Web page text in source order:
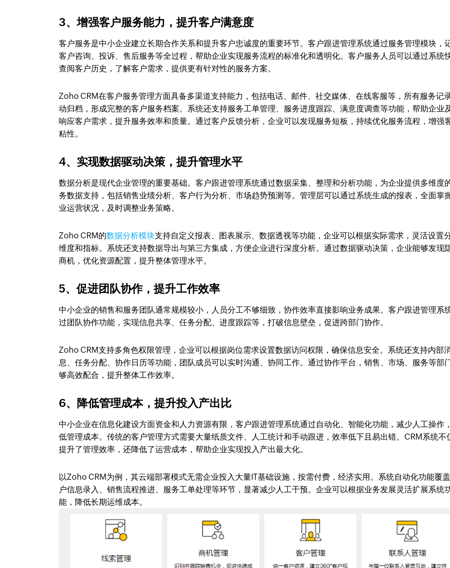
3、增强客户服务能力，提升客户满意度
客户服务是中小企业建立长期合作关系和提升客户忠诚度的重要环节。客户跟进管理系统通过服务管理模块，
客户咨询、投诉、售后服务等全过程，帮助企业实现服务流程的标准化和透明化。客户服务人员可以通过系统
查阅客户历史，了解客户需求，提供更有针对性的服务方案。
Zoho CRM在客户服务管理方面具备多渠道支持能力，包括电话、邮件、社交媒体、在线客服等，所有服务记
动归档，形成完整的客户服务档案。系统还支持服务工单管理、服务进度跟踪、满意度调查等功能，帮助企业
响应客户需求，提升服务效率和质量。通过客户反馈分析，企业可以发现服务短板，持续优化服务流程，增强
粘性。
4、实现数据驱动决策，提升管理水平
数据分析是现代企业管理的重要基础。客户跟进管理系统通过数据采集、整理和分析功能，为企业提供多维度
务数据支持，包括销售业绩分析、客户行为分析、市场趋势预测等。管理层可以通过系统生成的报表，全面掌
业运营状况，及时调整业务策略。
Zoho CRM的数据分析模块支持自定义报表、图表展示、数据透视等功能，企业可以根据实际需求，灵活设置
维度和指标。系统还支持数据导出与第三方集成，方便企业进行深度分析。通过数据驱动决策，企业能够发现
商机，优化资源配置，提升整体管理水平。
5、促进团队协作，提升工作效率
中小企业的销售和服务团队通常规模较小，人员分工不够细致，协作效率直接影响业务成果。客户跟进管理系
过团队协作功能，实现信息共享、任务分配、进度跟踪等，打破信息壁垒，促进跨部门协作。
Zoho CRM支持多角色权限管理，企业可以根据岗位需求设置数据访问权限，确保信息安全。系统还支持内部
息、任务分配、协作日历等功能，团队成员可以实时沟通、协同工作。通过协作平台，销售、市场、服务等部
够高效配合，提升整体工作效率。
6、降低管理成本，提升投入产出比
中小企业在信息化建设方面资金和人力资源有限，客户跟进管理系统通过自动化、智能化功能，减少人工操作
低管理成本。传统的客户管理方式需要大量纸质文件、人工统计和手动跟进，效率低下且易出错。CRM系统不
提升了管理效率，还降低了运营成本，帮助企业实现投入产出最大化。
以Zoho CRM为例，其云端部署模式无需企业投入大量IT基础设施，按需付费，经济实用。系统自动化功能覆
户信息录入、销售流程推进、服务工单处理等环节，显著减少人工干预。企业可以根据业务发展灵活扩展系统
能，降低长期运维成本。